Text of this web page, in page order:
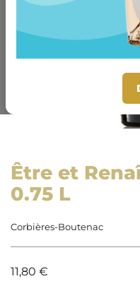
Être et
0.75 L
Corbières-Boutenac
11,80 €
to
the
beginning
of
images
gallery